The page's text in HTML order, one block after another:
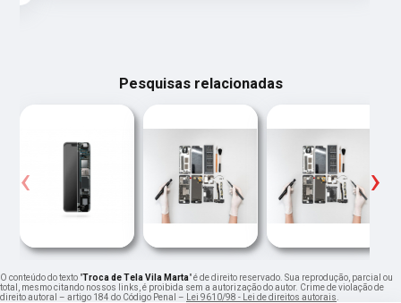
Pesquisas relacionadas
‹ ›
O conteúdo do texto "Troca de Tela Vila Marta" é de direito reservado. Sua reprodução, parcial ou
total, mesmo citando nossos links, é proibida sem a autorização do autor. Crime de violação de
direito autoral – artigo 184 do Código Penal –
Lei 9610/98 - Lei de direitos autorais